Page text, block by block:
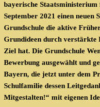
bayerische
September 2021 einen neuen
Grundschule die aktive
Grundideen durch verstärkte
Ziel hat. Die Grundschule
Bewerbung ausgewählt und
Bayern, die jetzt unter dem
Schulfamilie dessen
Mitgestalten!“ mit eigenen